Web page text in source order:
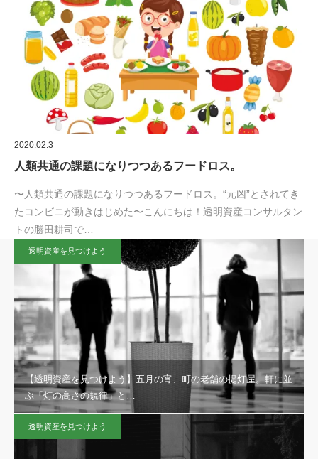
2020.02.3
人類共通の課題になりつつあるフードロス。
〜人類共通の課題になりつつあるフードロス。“元凶”とされてき
たコンビニが動きはじめた〜こんにちは！透明資産コンサルタン
トの勝田耕司で…
透明資産を見つけよう
【透明資産を見つけよう】五月の宵、町の老舗の提灯屋。軒に並
ぶ「灯の高さの規律」と…
透明資産を見つけよう